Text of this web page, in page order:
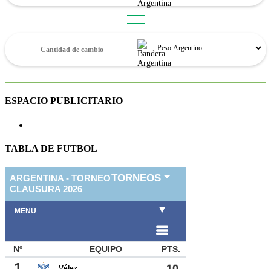
ESPACIO PUBLICITARIO
TABLA DE FUTBOL